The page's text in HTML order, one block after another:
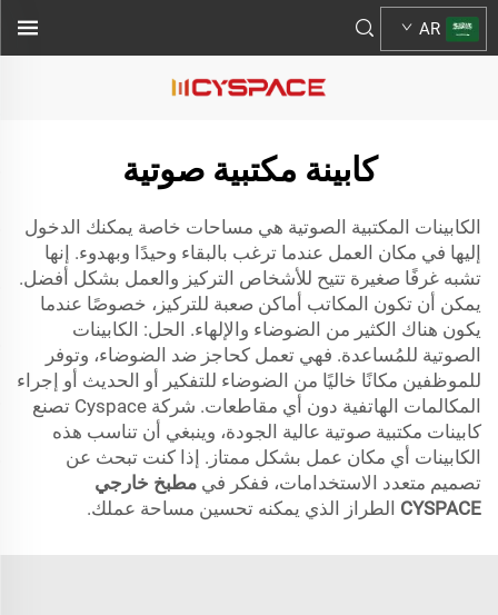
AR
كابينة مكتبية صوتية
الكابينات المكتبية الصوتية هي مساحات خاصة يمكنك الدخول
إليها في مكان العمل عندما ترغب بالبقاء وحيدًا وبهدوء. إنها
تشبه غرفًا صغيرة تتيح للأشخاص التركيز والعمل بشكل أفضل.
يمكن أن تكون المكاتب أماكن صعبة للتركيز، خصوصًا عندما
يكون هناك الكثير من الضوضاء والإلهاء. الحل: الكابينات
الصوتية للمُساعدة. فهي تعمل كحاجز ضد الضوضاء، وتوفر
للموظفين مكانًا خاليًا من الضوضاء للتفكير أو الحديث أو إجراء
المكالمات الهاتفية دون أي مقاطعات. شركة Cyspace تصنع
كابينات مكتبية صوتية عالية الجودة، وينبغي أن تناسب هذه
الكابينات أي مكان عمل بشكل ممتاز. إذا كنت تبحث عن
تصميم متعدد الاستخدامات، ففكر في مطبخ خارجي
CYSPACE الطراز الذي يمكنه تحسين مساحة عملك.